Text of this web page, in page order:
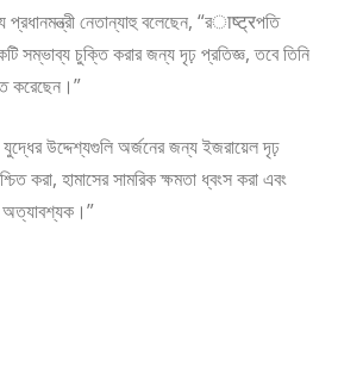
প্রধানমন্ত্রী নেতান্যাহু বলেছেন, “রाष्ट्रপতি
সম্ভাব্য চুক্তি করার জন্য দৃঢ় প্রতিজ্ঞ, তবে তিনি
করেছেন।”
উদ্দেশ্যগুলি অর্জনের জন্য ইজরায়েল দৃঢ়
করা, হামাসের সামরিক ক্ষমতা ধ্বংস করা এবং
অত্যাবশ্যক।”